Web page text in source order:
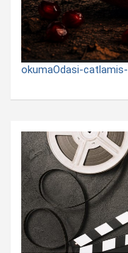
okumaOdasi-catlamis-